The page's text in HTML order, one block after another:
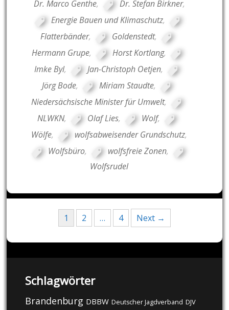
Dr. Marco Genthe, Dr. Stefan Birkner,
Energie Bauen und Klimaschutz,
Flatterbänder, Goldenstedt,
Hermann Grupe, Horst Kortlang,
Imke Byl, Jan-Christoph Oetjen,
Jörg Bode, Miriam Staudte,
Niedersächsische Minister für Umwelt,
NLWKN, Olaf Lies, Wolf,
Wölfe, wolfsabweisender Grundschutz,
Wolfsbüro, wolfsfreie Zonen,
Wolfsrudel
navigation
1 2 … 4 Next →
Schlagwörter
Brandenburg DBBW Deutscher Jagdverband DJV